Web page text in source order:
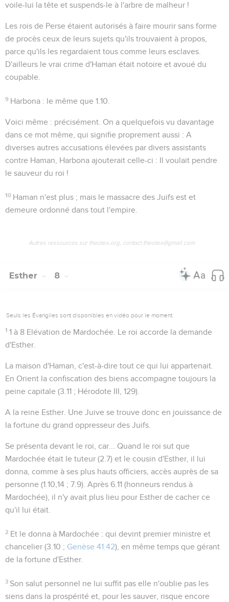
voile-lui la tête et suspends-le à l'arbre de malheur !
Les rois de Perse étaient autorisés à faire mourir sans forme
de procès ceux de leurs sujets qu'ils trouvaient à propos,
parce qu'ils les regardaient tous comme leurs esclaves.
D'ailleurs le vrai crime d'Haman était notoire et avoué du
coupable.
9 Harbona : le même que1.10
Voici même : précisément. On a quelquefois vu davantage
dans ce mot même , qui signifie proprement aussi : A
diverses autres accusations élevées par divers assistants
contre Haman, Harbona ajouterait celle-ci : Il voulait pendre
le sauveur du roi !
10 Haman n'est plus ; mais le massacre des Juifs est et
demeure ordonné dans tout l'empire.
Autres ressources sur theotex.org, contact theotex@gmail.com
Esther 8
Seuls les Évangiles sont disponibles en vidéo pour le moment.
1 1 à 8 Elévation de Mardochée. Le roi accorde la demande
d'Esther.
La maison d'Haman , c'est-à-dire tout ce qui lui appartenait.
En Orient la confiscation des biens accompagne toujours la
peine capitale (3.11 ; Hérodote III, 129).
A la reine Esther . Une Juive se trouve donc en jouissance de
la fortune du grand oppresseur des Juifs.
Se présenta devant le roi, car...
Quand le roi sut que
Mardochée était le tuteur (2.7) et le cousin d'Esther, il lui
donna, comme à ses plus hauts officiers, accès auprès de sa
personne (1.10,14 ; 7.9). Après 6.11 (honneurs rendus à
Mardochée), il n'y avait plus lieu pour Esther de cacher ce
qu'il lui était.
2 Et le donna à Mardochée : qui devint premier ministre et
chancelier (3.10 ; Genèse 41.42), en même temps que gérant
de la fortune d'Esther.
3 Son salut personnel ne lui suffit pas elle n'oublie pas les
siens dans la prospérité et, pour les sauver, risque encore